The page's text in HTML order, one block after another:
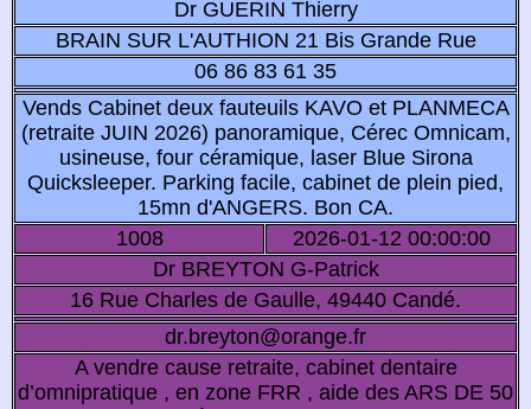
Dr GUERIN Thierry
BRAIN SUR L'AUTHION 21 Bis Grande Rue
06 86 83 61 35
Vends Cabinet deux fauteuils KAVO et PLANMECA
(retraite JUIN 2026) panoramique, Cérec Omnicam,
usineuse, four céramique, laser Blue Sirona
Quicksleeper. Parking facile, cabinet de plein pied,
15mn d'ANGERS. Bon CA.
1008
2026-01-12 00:00:00
Dr BREYTON G-Patrick
16 Rue Charles de Gaulle, 49440 Candé.
dr.breyton@orange.fr
A vendre cause retraite, cabinet dentaire
d’omnipratique , en zone FRR , aide des ARS DE 50